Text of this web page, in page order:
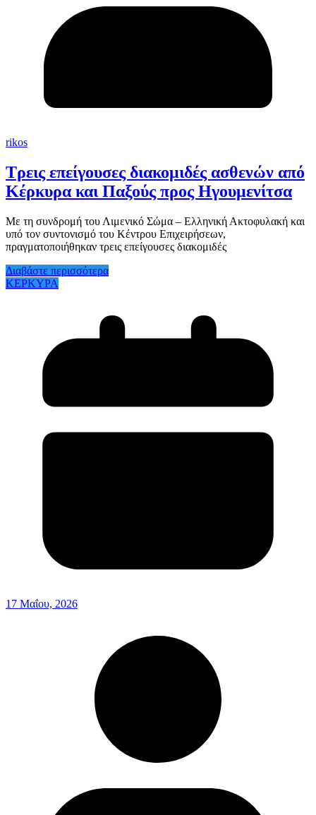
rikos
Τρεις επείγουσες διακομιδές ασθενών από
Κέρκυρα και Παξούς προς Ηγουμενίτσα
Με τη συνδρομή του Λιμενικό Σώμα – Ελληνική Ακτοφυλακή και
υπό τον συντονισμό του Κέντρου Επιχειρήσεων,
πραγματοποιήθηκαν τρεις επείγουσες διακομιδές
Διαβάστε περισσότερα
ΚΕΡΚΥΡΑ
17 Μαΐου, 2026